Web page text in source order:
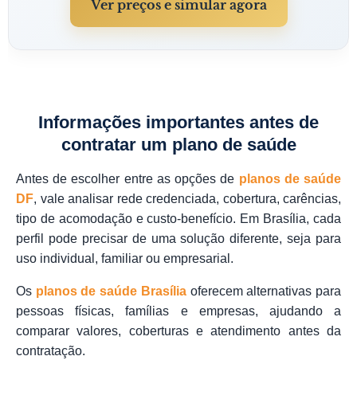
Ver preços e simular agora
Informações importantes antes de
contratar um plano de saúde
Antes de escolher entre as opções de planos de saúde
DF, vale analisar rede credenciada, cobertura, carências,
tipo de acomodação e custo-benefício. Em Brasília, cada
perfil pode precisar de uma solução diferente, seja para
uso individual, familiar ou empresarial.
Os planos de saúde Brasíliaoferecem alternativas para
pessoas físicas,famílias e empresas, ajudando a
comparar valores, coberturas e atendimento antes da
contratação.